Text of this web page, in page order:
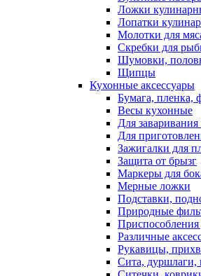
Ложки
Лопатки
Молотки для
Скребки для
Шумовки,
Щипцы
Кухонные аксессуары
Бумага, пленка,
Весы кухонные
Для
Для
Зажигалки для
Защита от брызг
Маркеры для
Мерные ложки
Подставки,
Природные
Различные
Рукавицы,
Сита, дуршлаги,